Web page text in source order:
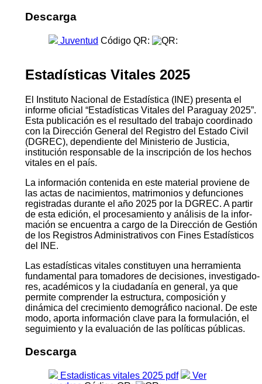
Descarga
Juventud Código QR:
Estadísticas Vitales 2025
El Instituto Nacional de Estadística (INE) presenta el
informe oficial “Estadísticas Vitales del Paraguay 2025”.
Esta publicación es el resultado del trabajo coordinado
con la Dirección General del Registro del Estado Civil
(DGREC), dependiente del Ministerio de Justicia,
institución responsable de la inscripción de los hechos
vitales en el país.
La información contenida en este material proviene de
las actas de nacimientos, matrimonios y defunciones
registradas durante el año 2025 por la DGREC. A partir
de esta edición, el procesamiento y análisis de la infor­
mación se encuentra a cargo de la Dirección de Gestión
de los Registros Administrativos con Fines Estadísticos
del INE.
Las estadísticas vitales constituyen una herramienta
fundamental para tomadores de decisiones, investigado­
res, académicos y la ciudadanía en general, ya que
permite comprender la estructura, composición y
dinámica del crecimiento demográfico nacional. De este
modo, aporta información clave para la formulación, el
segui­miento y la evaluación de las políticas públicas.
Descarga
Estadisticas vitales 2025 pdf
Ver